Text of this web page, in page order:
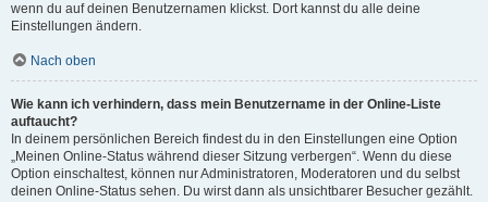
wenn du auf deinen Benutzernamen klickst. Dort kannst du alle deine
Einstellungen ändern.
Nach oben
Wie kann ich verhindern, dass mein Benutzername in der Online-Liste
auftaucht?
In deinem persönlichen Bereich findest du in den Einstellungen eine Option
„Meinen Online-Status während dieser Sitzung verbergen“. Wenn du diese
Option einschaltest, können nur Administratoren, Moderatoren und du selbst
deinen Online-Status sehen. Du wirst dann als unsichtbarer Besucher gezählt.